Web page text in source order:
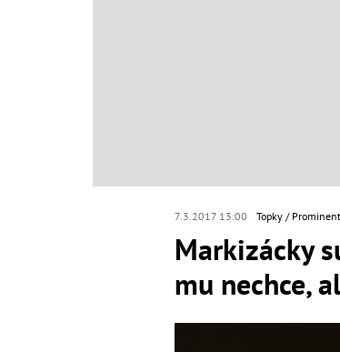
7.3.2017 13:00 Topky
Markizácky
mu nechce,